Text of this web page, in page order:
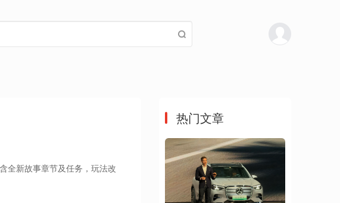
全新故事章节及任务，玩法改
热门文章